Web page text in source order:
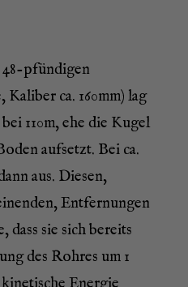
48-pfün­di­gen
Kali­ber ca. 160mm) lag
110m, ehe die Kugel
auf­setzt. Bei ca.
aus. Die­sen,
Ent­fer­nun­gen
sie sich bereits
des Roh­res um 1